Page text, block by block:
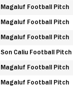
Magaluf Football Pitch
Magaluf Football Pitch
Magaluf Football Pitch
Son Caliu Football Pitch
Magaluf Football Pitch
Magaluf Football Pitch